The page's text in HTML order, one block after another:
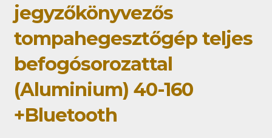
jegyzőkönyvezős
tompahegesztőgép teljes
befogósorozattal
(Aluminium) 40-160
+Bluetooth